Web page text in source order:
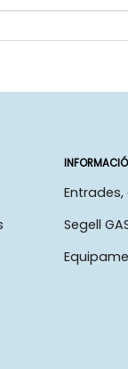
Segell